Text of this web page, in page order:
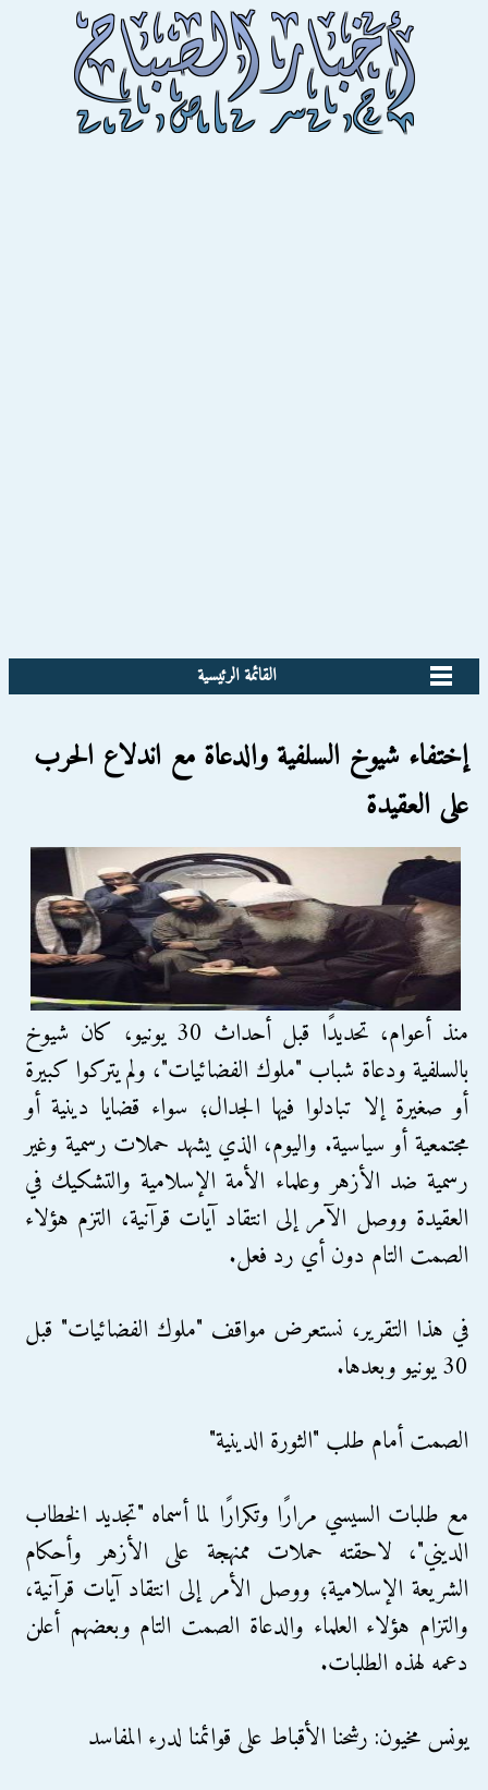
القائمة الرئيسية
إختفاء شيوخ السلفية والدعاة مع اندلاع الحرب
على العقيدة
منذ أعوام، تحديدًا قبل أحداث 30 يونيو، كان شيوخ
بالسلفية ودعاة شباب "ملوك الفضائيات"، ولم يتركوا كبيرة
أو صغيرة إلا تبادلوا فيها الجدال؛ سواء قضايا دينية أو
مجتمعية أو سياسية. واليوم، الذي يشهد حملات رسمية وغير
رسمية ضد الأزهر وعلماء الأمة الإسلامية والتشكيك في
العقيدة ووصل الآمر إلى انتقاد آيات قرآنية، التزم هؤلاء
الصمت التام دون أي رد فعل.
في هذا التقرير، نستعرض مواقف "ملوك الفضائيات" قبل
30 يونيو وبعدها.
الصمت أمام طلب "الثورة الدينية"
مع طلبات السيسي مرارًا وتكرارًا لما أسماه "تجديد الخطاب
الديني"، لاحقته حملات ممنهجة على الأزهر وأحكام
الشريعة الإسلامية؛ ووصل الأمر إلى انتقاد آيات قرآنية،
والتزام هؤلاء العلماء والدعاة الصمت التام وبعضهم أعلن
دعمه لهذه الطلبات.
يونس مخيون: رشحنا الأقباط على قوائمنا لدرء المفاسد